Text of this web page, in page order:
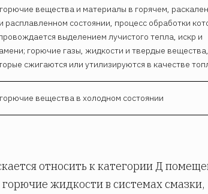
вещества и материалы в горячем,
расплавленном состоянии, процесс обработки
выделением лучистого тепла, искр и
горючие газы, жидкости и твердые вещества,
сжигаются или утилизируются в качестве
вещества в холодном состоянии
относить к категории Д
жидкости в системах смазки,